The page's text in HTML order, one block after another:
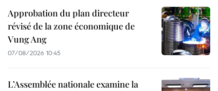
Approbation du plan directeur
révisé de la zone économique de
Vung Ang
07/08/2026 10:45
L’Assemblée nationale examine la